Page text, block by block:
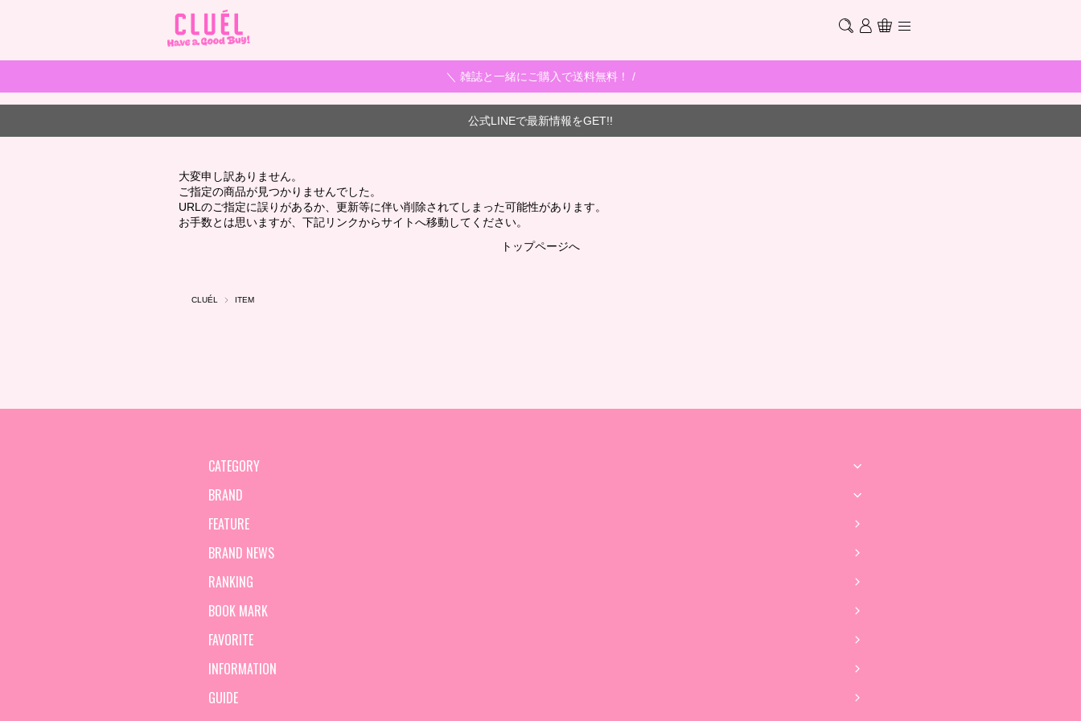
＼ 雑誌と一緒にご購入で送料無料！ /
公式LINEで最新情報をGET!!
大変申し訳ありません。
ご指定の商品が見つかりませんでした。
URLのご指定に誤りがあるか、更新等に伴い削除されてしまった可能性があります。
お手数とは思いますが、下記リンクからサイトへ移動してください。
トップページへ
CLUÉL ITEM
CATEGORY
BRAND
FEATURE
BRAND NEWS
RANKING
BOOK MARK
FAVORITE
INFORMATION
GUIDE